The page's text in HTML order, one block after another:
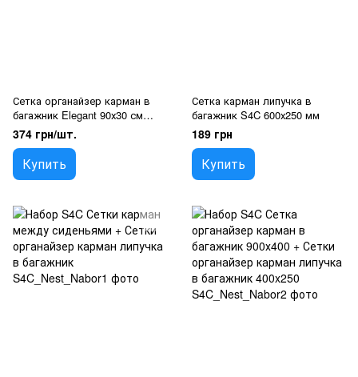
Сетка органайзер карман в
багажник Elegant 90х30 см
Врезные Крючки / эластичная
(100 676)
374 грн/шт.
Купить
Сетка карман липучка в
багажник S4C 600х250 мм
189 грн
Купить